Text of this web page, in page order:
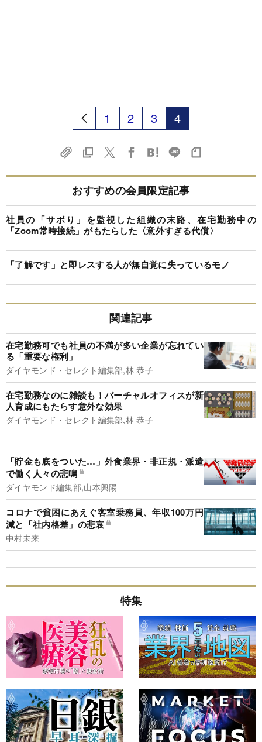
1 2 3 4
おすすめの会員限定記事
社員の「サボり」を監視した組織の末路、在宅勤務中の
「Zoom常時接続」がもたらした〈意外すぎる代償〉
「了解です」と即レスする人が無自覚に失っているモノ
関連記事
在宅勤務可でも社員の不満が多い企業が忘れてい
る「重要な権利」
ダイヤモンド・セレクト編集部,林 恭子
在宅勤務なのに雑談も！バーチャルオフィスが新
人育成にもたらす意外な効果
ダイヤモンド・セレクト編集部,林 恭子
「貯金も底をついた…」外食業界・非正規・派遣
で働く人々の悲鳴
ダイヤモンド編集部,山本興陽
コロナで貧困にあえぐ客室乗務員、年収100万円
減と「社内格差」の悲哀
中村未来
特集